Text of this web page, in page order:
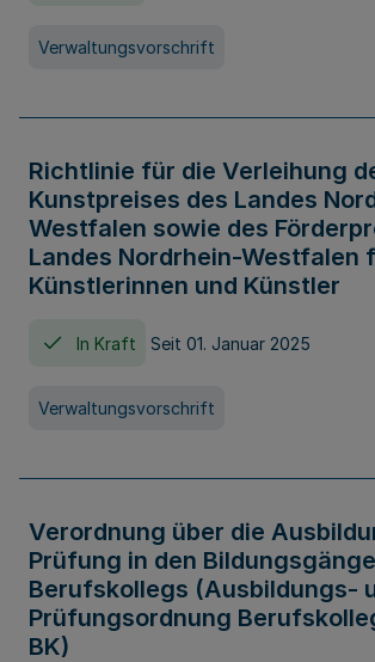
Verwaltungsvorschrift
Richtlinie für die Verleihung
Kunstpreises des Landes
Westfalen sowie des
Landes Nordrhein-Westfalen
Künstlerinnen und Künstler
In Kraft Seit 01. Januar 2025
Verwaltungsvorschrift
Verordnung über die
Prüfung in den
Berufskollegs (Ausbildungs-
Prüfungsordnung
BK)